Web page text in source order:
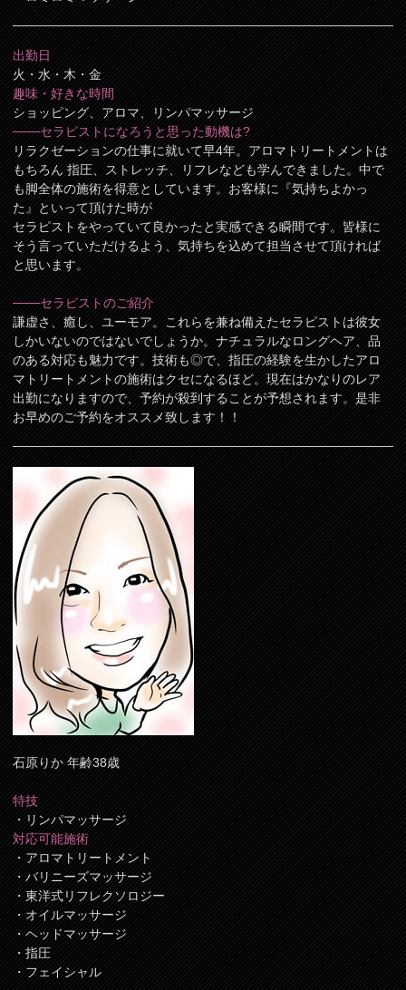
出勤日
火・水・木・金
趣味・好きな時間
ショッピング、アロマ、リンパマッサージ
───セラピストになろうと思った動機は?
リラクゼーションの仕事に就いて早4年。アロマトリートメントは
もちろん 指圧、ストレッチ、リフレなども学んできました。中で
も脚全体の施術を得意としています。お客様に『気持ちよかっ
た』といって頂けた時が
セラピストをやっていて良かったと実感できる瞬間です。皆様に
そう言っていただけるよう、気持ちを込めて担当させて頂ければ
と思います。
───セラピストのご紹介
謙虚さ、癒し、ユーモア。これらを兼ね備えたセラピストは彼女
しかいないのではないでしょうか。ナチュラルなロングヘア、品
のある対応も魅力です。技術も◎で、指圧の経験を生かしたアロ
マトリートメントの施術はクセになるほど。現在はかなりのレア
出勤になりますので、予約が殺到することが予想されます。是非
お早めのご予約をオススメ致します！！
石原りか 年齢38歳
特技
・リンパマッサージ
対応可能施術
・アロマトリートメント
・バリニーズマッサージ
・東洋式リフレクソロジー
・オイルマッサージ
・ヘッドマッサージ
・指圧
・フェイシャル